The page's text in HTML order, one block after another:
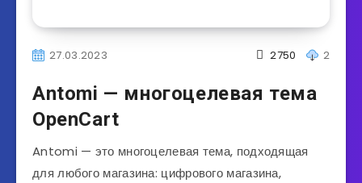
27.03.2023 2
2750
Antomi — многоцелевая тема
OpenCart
Antomi — это многоцелевая тема, подходящая
для любого магазина: цифрового магазина,